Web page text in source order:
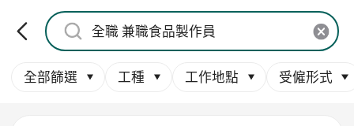
全部篩選 工種 工作地點 受僱形式